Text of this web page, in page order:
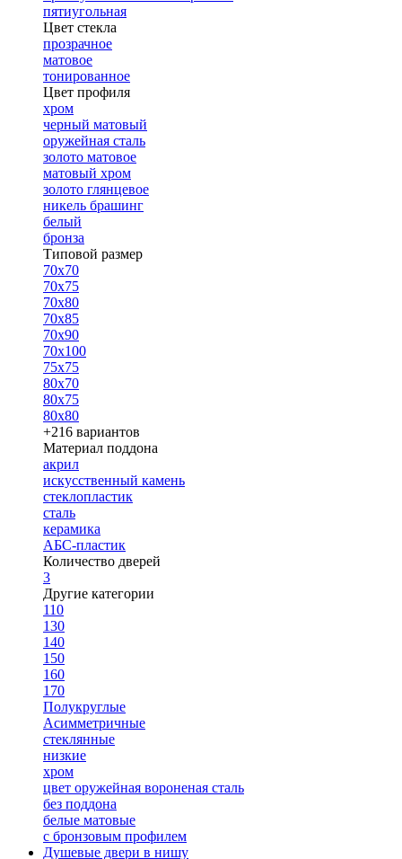
пятиугольная
Цвет стекла
прозрачное
матовое
тонированное
Цвет профиля
хром
черный матовый
оружейная сталь
золото матовое
матовый хром
золото глянцевое
никель брашинг
белый
бронза
Типовой размер
70х70
70х75
70х80
70х85
70х90
70х100
75х75
80х70
80х75
80х80
+216 вариантов
Материал поддона
акрил
искусственный камень
стеклопластик
сталь
керамика
АБС-пластик
Количество дверей
3
Другие категории
110
130
140
150
160
170
Полукруглые
Асимметричные
стеклянные
низкие
хром
цвет оружейная вороненая сталь
без поддона
белые матовые
с бронзовым профилем
Душевые двери в нишу